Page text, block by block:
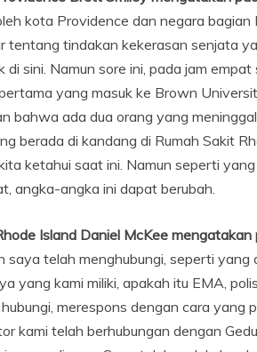
kota Providence dan negara
tentang tindakan kekerasan senjata
di sini. Namun sore ini, pada jam
yang masuk ke Brown
bahwa ada dua orang yang
berada di kandang di Rumah Sakit
ketahui saat ini. Namun seperti
angka-angka ini dapat berubah.
Island Daniel McKee
saya telah menghubungi, seperti
yang kami miliki, apakah itu EMA,
merespons dengan cara yang
kami telah berhubungan dengan